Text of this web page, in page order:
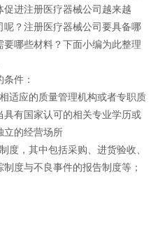
进注册医疗器械公司越来越
？注册医疗器械公司要具备哪
要哪些材料？下面小编为此整理
件：
适应的质量管理机构或者专职质
有国家认可的相关专业学历或
立的经营场所
度，其中包括采购、进货验收、
度与不良事件的报告制度等；